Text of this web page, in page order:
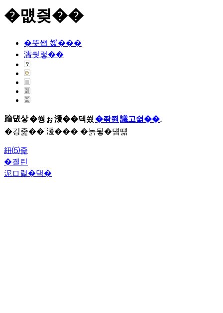
�먮즺��
�뚯썝 媛���
濡쒓렇��
踰덊샇�쒕ぉ湲��댁씠�좎쭨 議고쉶��
�깅줉�� 湲��� �놁뒿�덈떎
紐⑸줉
�곌린
泥ロ럹�댁�